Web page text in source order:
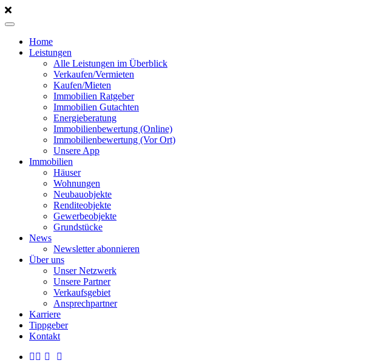
Home
Leistungen
Alle Leistungen im Überblick
Verkaufen/Vermieten
Kaufen/Mieten
Immobilien Ratgeber
Immobilien Gutachten
Energieberatung
Immobilienbewertung (Online)
Immobilienbewertung (Vor Ort)
Unsere App
Immobilien
Häuser
Wohnungen
Neubauobjekte
Renditeobjekte
Gewerbeobjekte
Grundstücke
News
Newsletter abonnieren
Über uns
Unser Netzwerk
Unsere Partner
Verkaufsgebiet
Ansprechpartner
Karriere
Tippgeber
Kontakt